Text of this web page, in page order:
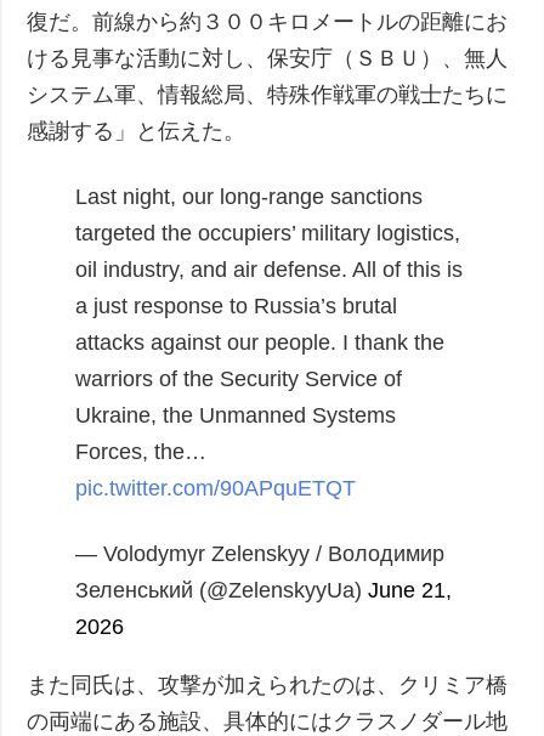
復だ。前線から約３００キロメートルの距離にお
ける見事な活動に対し、保安庁（ＳＢＵ）、無人
システム軍、情報総局、特殊作戦軍の戦士たちに
感謝する」と伝えた。
Last night, our long-range sanctions
targeted the occupiers’ military logistics,
oil industry, and air defense. All of this is
a just response to Russia’s brutal
attacks against our people. I thank the
warriors of the Security Service of
Ukraine, the Unmanned Systems
Forces, the…
pic.twitter.com/90APquETQT
— Volodymyr Zelenskyy / Володимир
Зеленський (@ZelenskyyUa)June 21,
2026
また同氏は、攻撃が加えられたのは、クリミア橋
の両端にある施設、具体的にはクラスノダール地